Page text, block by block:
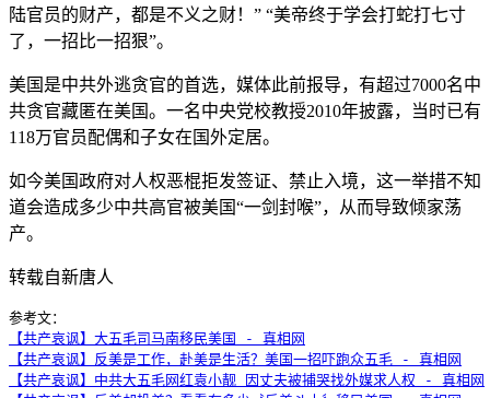
陆官员的财产，都是不义之财！” “美帝终于学会打蛇打七寸
了，一招比一招狠”。
美国是中共外逃贪官的首选，媒体此前报导，有超过7000名中
共贪官藏匿在美国。一名中央党校教授2010年披露，当时已有
118万官员配偶和子女在国外定居。
如今美国政府对人权恶棍拒发签证、禁止入境，这一举措不知
道会造成多少中共高官被美国“一剑封喉”，从而导致倾家荡
产。
转载自新唐人
【共产哀讽】大五毛司马南移民美国 - 真相网
【共产哀讽】反美是工作，赴美是生活？美国一招吓跑众五毛 - 真相网
【共产哀讽】中共大五毛网红袁小靓 因丈夫被捕哭找外媒求人权 - 真相网